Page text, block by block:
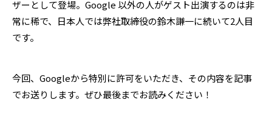
ザーとして登場。Google 以外の人がゲスト出演するのは非
常に稀で、日本人では弊社取締役の鈴木謙一に続いて2人目
です。
今回、Googleから特別に許可をいただき、その内容を記事
でお送りします。ぜひ最後までお読みください！